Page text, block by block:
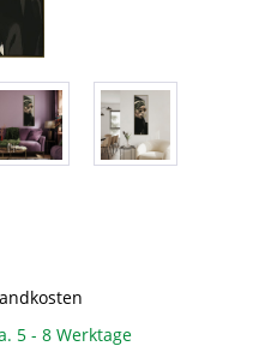
5 - 8 Werktage